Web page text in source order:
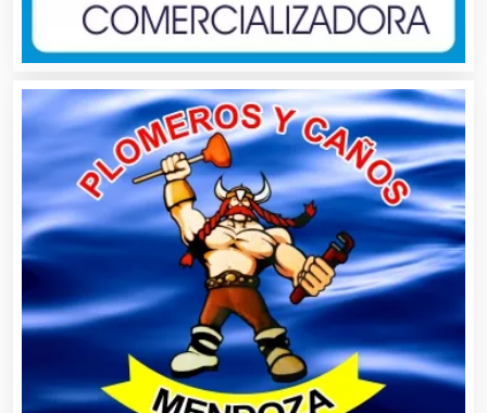
Ambulancias
Análisis Clínicos
Análisis de Aguas
Animadores de Eventos
Aparatos y Equipos Eléctricos